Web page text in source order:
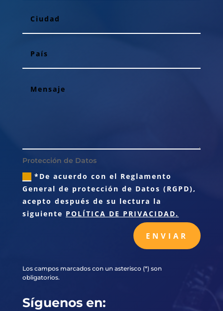
Protección de Datos
*De acuerdo con el Reglamento
General de protección de Datos (RGPD),
acepto después de su lectura la
siguiente POLÍTICA DE PRIVACIDAD.
ENVIAR
Los campos marcados con un asterisco (*) son
obligatorios.
Síguenos en: